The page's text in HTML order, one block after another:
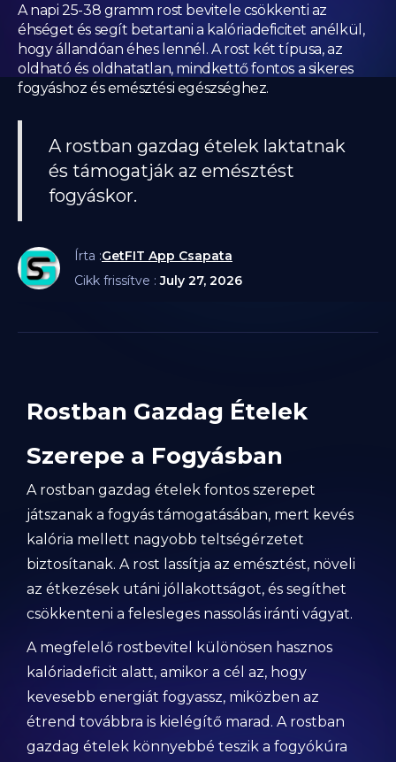
A napi 25-38 gramm rost bevitele csökkenti az
éhséget és segít betartani a kalóriadeficitet anélkül,
hogy állandóan éhes lennél. A rost két típusa, az
oldható és oldhatatlan, mindkettő fontos a sikeres
fogyáshoz és emésztési egészséghez.
A rostban gazdag ételek laktatnak
és támogatják az emésztést
fogyáskor.
Írta :GetFIT App Csapata
Cikk frissítve :July 27, 2026
Rostban Gazdag Ételek
Szerepe a Fogyásban
A rostban gazdag ételek fontos szerepet
játszanak a fogyás támogatásában, mert kevés
kalória mellett nagyobb teltségérzetet
biztosítanak. A rost lassítja az emésztést, növeli
az étkezések utáni jóllakottságot, és segíthet
csökkenteni a felesleges nassolás iránti vágyat.
A megfelelő rostbevitel különösen hasznos
kalóriadeficit alatt, amikor a cél az, hogy
kevesebb energiát fogyassz, miközben az
étrend továbbra is kielégítő marad. A rostban
gazdag ételek könnyebbé teszik a fogyókúra